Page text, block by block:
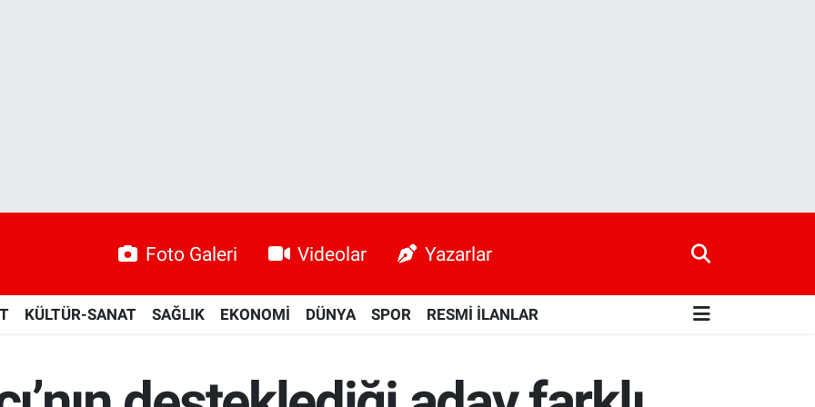
Foto Galeri Videolar Yazarlar
KÜLTÜR-SANAT SAĞLIK EKONOMİ DÜNYA SPOR RESMİ İLANLAR